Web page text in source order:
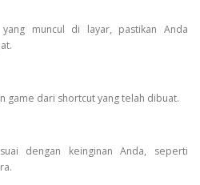
yang muncul di layar, pastikan Anda
game dari shortcut yang telah dibuat.
dengan keinginan Anda, seperti